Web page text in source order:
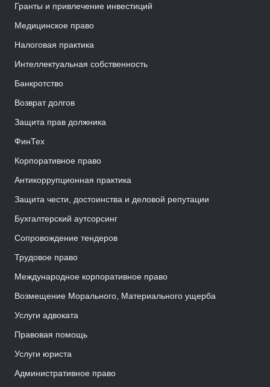
Гранты и привлечение инвестиций
Медицинское право
Налоговая практика
Интеллектуальная собственность
Банкротство
Возврат долгов
Защита прав должника
ФинТех
Корпоративное право
Антикоррупционная практика
Защита чести, достоинства и деловой репутации
Бухгалтерский аутсорсинг
Сопровождение тендеров
Трудовое право
Международное корпоративное право
Возмещение Морального, Материального ущерба
Услуги адвоката
Правовая помощь
Услуги юриста
Административное право